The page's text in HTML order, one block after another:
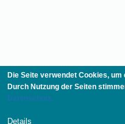
Die Seite verwendet Cookies,
Durch Nutzung der Seiten
Datenschutz.
Details